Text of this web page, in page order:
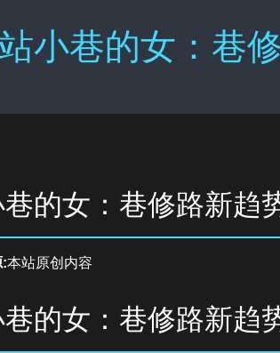
小巷的女：巷
的女：巷修路新趋
:本站原创内容
的女：巷修路新趋